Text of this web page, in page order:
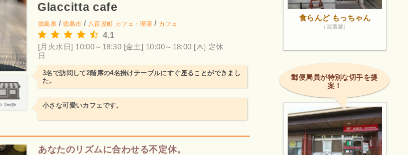
Glaccitta cafe
徳島県 /徳島市 / 八百屋町 カフェ・喫茶/ カフェ
4.1
[月火水日] 10:00～18:30 [金土] 10:00～18:00 [木] 定休
日
3名で訪問して2階席の4名掛けテーブルにすぐ座ることができまし
た。
小さな可愛いカフェです。
あなたのリズムに合わせる不定休。
食らんど もっちゃん
（居酒屋）
郵便局員が特別な切手を提
案！